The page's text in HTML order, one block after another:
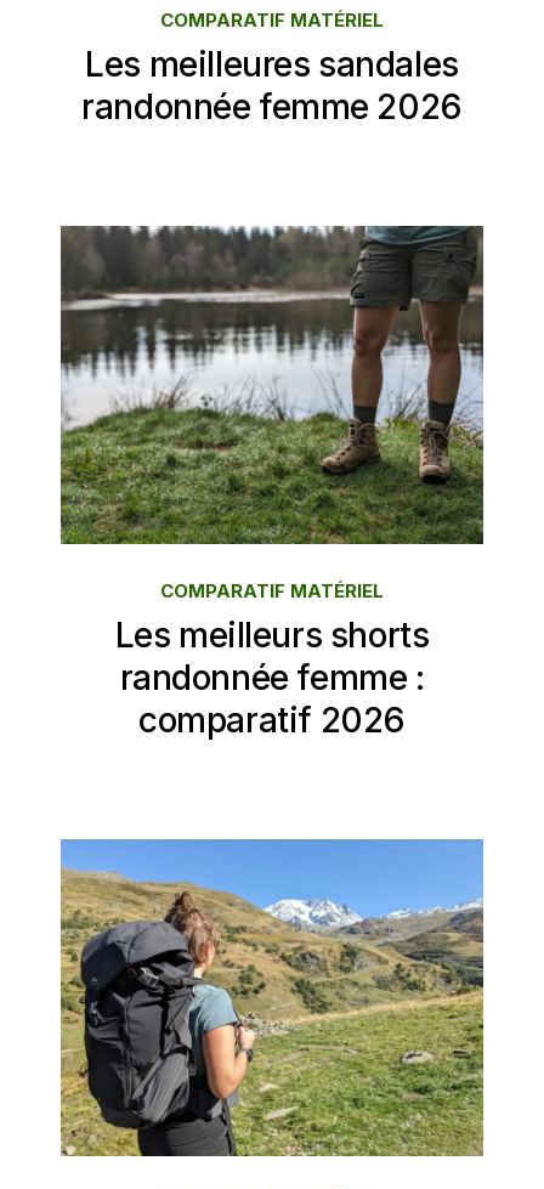
Les meilleures sandales
randonnée femme 2026
COMPARATIF MATÉRIEL
Les meilleurs shorts
randonnée femme :
comparatif 2026
COMPARATIF MATÉRIEL